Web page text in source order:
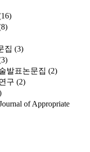
집 (3)
발표논문집 (2)
구 (2)
of Appropriate